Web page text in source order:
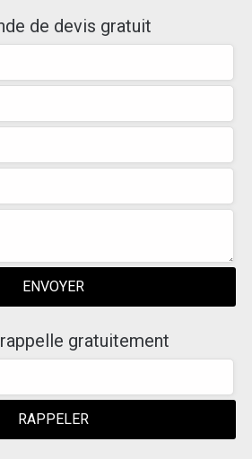
de devis gratuit
gratuitement